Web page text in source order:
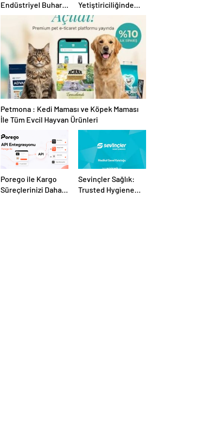
Endüstriyel Buhar
Kazanı
Çözümleriyle
Üretim Tesislerine
Verimli Sistemler
Sunuyor
Yetiştiriciliğinde
Doğru Ekipman ve
Ürün Seçimi
Petmona : Kedi Maması ve Köpek Maması
İle Tüm Evcil Hayvan Ürünleri
Porego ile Kargo
Süreçlerinizi Daha
Sevinçler Sağlık:
Trusted Hygiene